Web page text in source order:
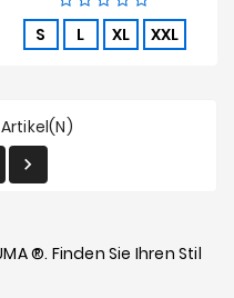
S L XL XXL

®. Finden Sie Ihren Stil